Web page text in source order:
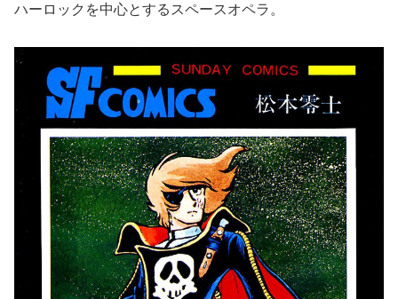
ハーロックを中心とするスペースオペラ。